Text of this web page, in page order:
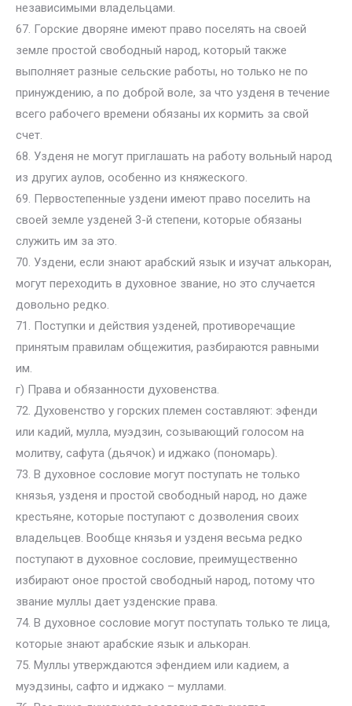
независимыми владельцами.
67. Горские дворяне имеют право поселять на своей
земле простой свободный народ, который также
выполняет разные сельские работы, но только не по
принуждению, а по доброй воле, за что узденя в течение
всего рабочего времени обязаны их кормить за свой
счет.
68. Узденя не могут приглашать на работу вольный народ
из других аулов, особенно из княжеского.
69. Первостепенные уздени имеют право поселить на
своей земле узденей 3-й степени, которые обязаны
служить им за это.
70. Уздени, если знают арабский язык и изучат алькоран,
могут переходить в духовное звание, но это случается
довольно редко.
71. Поступки и действия узденей, противоречащие
принятым правилам общежития, разбираются равными
им.
г) Права и обязанности духовенства.
72. Духовенство у горских племен составляют: эфенди
или кадий, мулла, муэдзин, созывающий голосом на
молитву, сафута (дьячок) и иджако (пономарь).
73. В духовное сословие могут поступать не только
князья, узденя и простой свободный народ, но даже
крестьяне, которые поступают с дозволения своих
владельцев. Вообще князья и узденя весьма редко
поступают в духовное сословие, преимущественно
избирают оное простой свободный народ, потому что
звание муллы дает узденские права.
74. В духовное сословие могут поступать только те лица,
которые знают арабские язык и алькоран.
75. Муллы утверждаются эфендием или кадием, а
муэдзины, сафто и иджако – муллами.